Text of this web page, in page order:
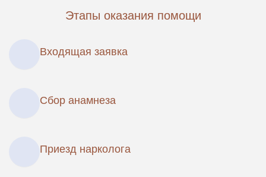
Этапы оказания помощи
Входящая заявка
Сбор анамнеза
Приезд нарколога